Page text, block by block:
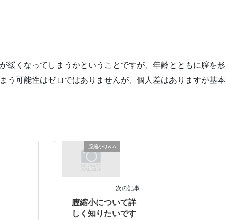
緩くなってしまうかということですが、年齢とともに膣を形
う可能性はゼロではありませんが、個人差はありますが基本
膣縮小Q＆A
次の記事
膣縮小について詳
しく知りたいです